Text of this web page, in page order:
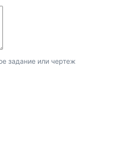
задание или чертеж